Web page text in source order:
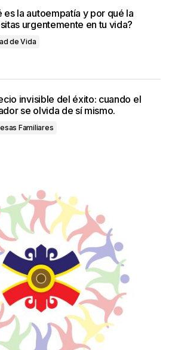
es la autoempatía y por qué la
urgentemente en tu vida?
de Vida
invisible del éxito: cuando el
se olvida de sí mismo.
Familiares